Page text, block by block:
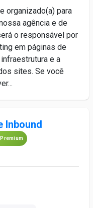
organizado(a) para
agência e de
o responsável por
em páginas de
e a
sites. Se você
Inbound
Premium